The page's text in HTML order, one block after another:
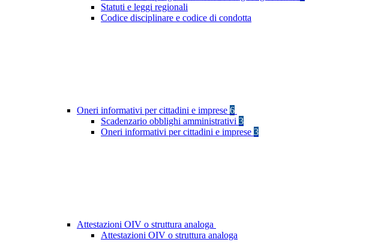
Statuti e leggi regionali
Codice disciplinare e codice di condotta
Oneri informativi per cittadini e imprese 6
Scadenzario obblighi amministrativi 3
Oneri informativi per cittadini e imprese 3
Attestazioni OIV o struttura analoga
Attestazioni OIV o struttura analoga